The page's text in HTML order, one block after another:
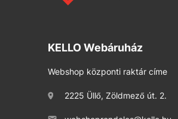
KELLO Webáruház
Webshop központi raktár címe
2225 Üllő, Zöldmező út. 2.